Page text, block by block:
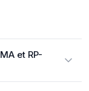
et RP-